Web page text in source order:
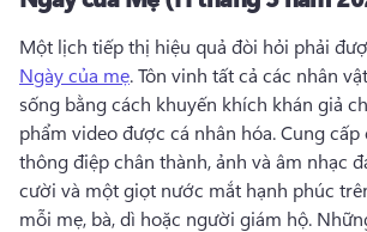
Một lịch tiếp thị hiệu quả đòi hỏi phải
Ngày của mẹ. Tôn vinh tất cả các nhân
sống bằng cách khuyến khích khán giả
phẩm video được cá nhân hóa. Cung cấp
thông điệp chân thành, ảnh và âm nhạc
cười và một giọt nước mắt hạnh phúc
mỗi mẹ, bà, dì hoặc người giám hộ.